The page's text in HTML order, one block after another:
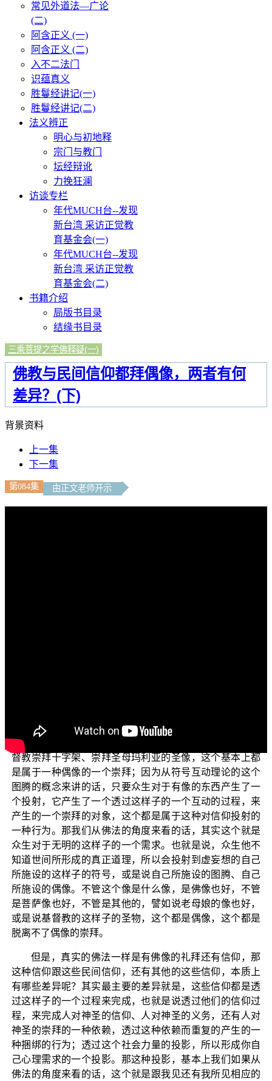
常见外道法—广论
(二)
阿含正义 (一)
阿含正义 (二)
入不二法门
识蕴真义
胜鬘经讲记(一)
胜鬘经讲记(二)
法义辨正
明心与初地释
宗门与教门
坛经辩讹
力挽狂澜
访谈专栏
年代MUCH台--发现
新台湾 采访正觉教
育基金会(一)
年代MUCH台--发现
新台湾 采访正觉教
育基金会(二)
书籍介绍
局版书目录
结缘书目录
三乘菩提之学佛释疑(一)
佛教与民间信仰都拜偶像，两者有何
差异？(下)
背景资料
上一集
下一集
第084集 由正文老师开示
理论来讲的话，其实不管你是崇拜妈祖，不管你是崇拜王
爷，不管你是崇拜佛的圣像或是说菩萨的圣像，或是说基
督教崇拜十字架、崇拜圣母玛利亚的圣像，这个基本上都
是属于一种偶像的一个崇拜；因为从符号互动理论的这个
图腾的概念来讲的话，只要众生对于有像的东西产生了一
个投射，它产生了一个透过这样子的一个互动的过程，来
产生的一个崇拜的对象，这个都是属于这种对信仰投射的
一种行为。那我们从佛法的角度来看的话，其实这个就是
众生对于无明的这样子的一个需求。也就是说，众生他不
知道世间所形成的真正道理，所以会投射到虚妄想的自己
所施设的这样子的符号，或是说自己所施设的图腾、自己
所施设的偶像。不管这个像是什么像，是佛像也好，不管
是菩萨像也好，不管是其他的，譬如说老母娘的像也好，
或是说基督教的这样子的圣物，这个都是偶像，这个都是
脱离不了偶像的崇拜。
但是，真实的佛法一样是有佛像的礼拜还有信仰，那
这种信仰跟这些民间信仰，还有其他的这些信仰，本质上
有哪些差异呢？其实最主要的差异就是，这些信仰都是透
过这样子的一个过程来完成，也就是说透过他们的信仰过
程，来完成人对神圣的信仰、人对神圣的义务，还有人对
神圣的崇拜的一种依赖，透过这种依赖而重复的产生的一
种捆绑的行为；透过这个社会力量的投影，所以形成你自
己心理需求的一个投影。那这种投影，基本上我们如果从
佛法的角度来看的话，这个就是跟我见还有我所见相应的